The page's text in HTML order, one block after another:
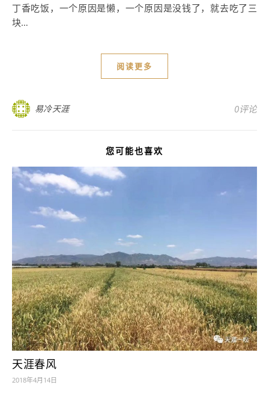
丁香吃饭，一个原因是懒，一个原因是没钱了，就去吃了三
块…
阅读更多
易冷天涯 0评论
您可能也喜欢
天涯春风
2018年4月14日